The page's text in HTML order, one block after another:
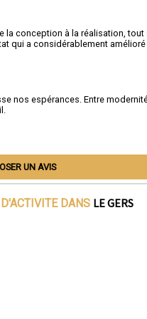
la conception à la réalisation,
qui a considérablement
nos espérances. Entre
UN AVIS
DANS LE GERS